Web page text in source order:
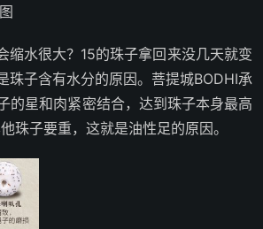
缩水很大？15的珠子拿回来没几天就变
珠子含有水分的原因。菩提城BODHI承
的星和肉紧密结合，达到珠子本身最高
珠子要重，这就是油性足的原因。